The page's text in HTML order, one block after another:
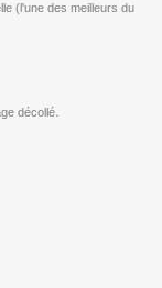
(l'une des meilleurs du
décollé.